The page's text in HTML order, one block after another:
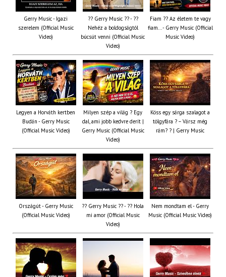
Gerry Music - Igazi
szerelem (Official Music
Video)
?? Gerry Music ?? - ??
Nehéz a boldogságtól
búcsút venni (Official Music
Video)
Fiam ?‍? Az életem te vagy
fiam... - Gerry Music (Official
Music Video)
Legyen a Horváth kertben
Budán - Gerry Music
(Official Music Video)
Milyen szép a világ ? Egy
dal, ami jobb kedvre derít |
Gerry Music (Official Music
Video)
Köss egy sárga szalagot a
tölgyfára ?️ – Vársz még
rám? ? | Gerry Music
Országút - Gerry Music
(Official Music Video)
?? Gerry Music ?? - ?? Hola
mi amor (Official Music
Video)
Nem mondtam el - Gerry
Music (Official Music Video)